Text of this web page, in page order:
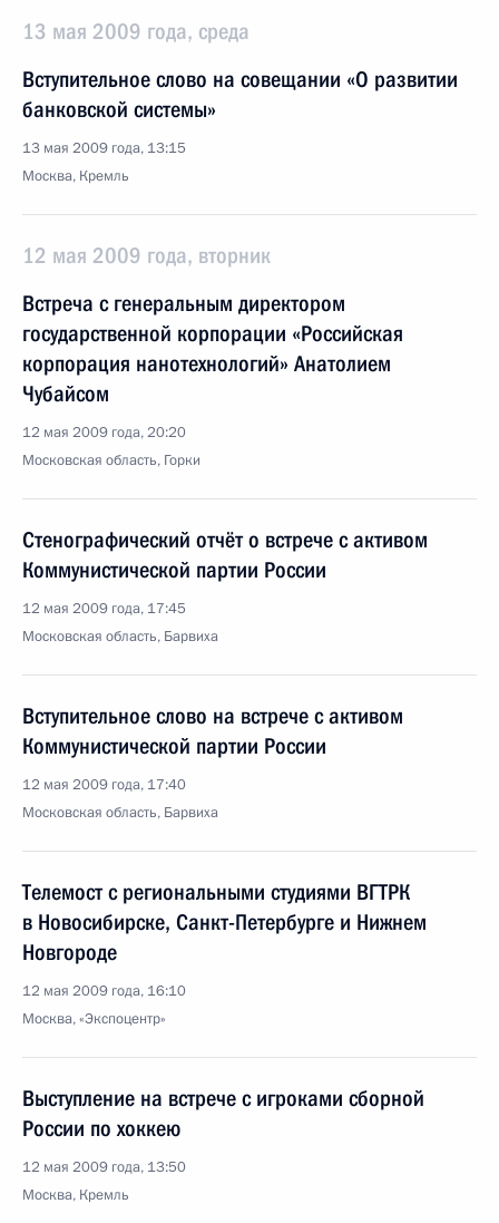
13 мая 2009 года, среда
Вступительное слово на совещании «О развитии
банковской системы»
13 мая 2009 года, 13:15
Москва, Кремль
12 мая 2009 года, вторник
Встреча с генеральным директором
государственной корпорации «Российская
корпорация нанотехнологий» Анатолием
Чубайсом
12 мая 2009 года, 20:20
Московская область, Горки
Стенографический отчёт о встрече с активом
Коммунистической партии России
12 мая 2009 года, 17:45
Московская область, Барвиха
Вступительное слово на встрече с активом
Коммунистической партии России
12 мая 2009 года, 17:40
Московская область, Барвиха
Телемост с региональными студиями ВГТРК
в Новосибирске, Санкт-Петербурге и Нижнем
Новгороде
12 мая 2009 года, 16:10
Москва, «Экспоцентр»
Выступление на встрече с игроками сборной
России по хоккею
12 мая 2009 года, 13:50
Москва, Кремль